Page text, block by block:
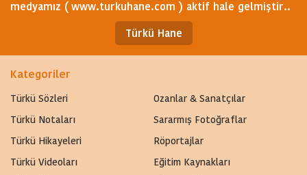
medyamız ( www.turkuhane.com ) aktif hale gelmiştir..
Türkü Hane
Kategoriler
Türkü Sözleri
Ozanlar & Sanatçılar
Türkü Notaları
Sararmış Fotoğraflar
Türkü Hikayeleri
Röportajlar
Türkü Videoları
Eğitim Kaynakları